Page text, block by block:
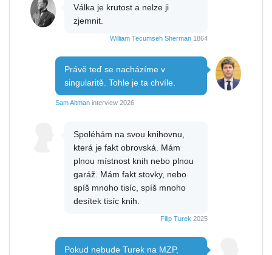
Válka je krutost a nelze ji
zjemnit.
William Tecumseh Sherman 1864
Právě teď se nacházíme v
singularitě. Tohle je ta chvíle.
Sam Altman interview 2026
Spoléhám na svou knihovnu,
která je fakt obrovská. Mám
plnou místnost knih nebo plnou
garáž. Mám fakt stovky, nebo
spíš mnoho tisíc, spíš mnoho
desítek tisíc knih.
Filip Turek 2025
Pokud nebude Turek na MZP,